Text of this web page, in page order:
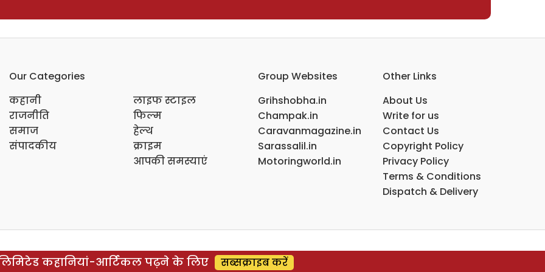
Our Categories
कहानी
राजनीति
समाज
संपादकीय
लाइफ स्टाइल
फिल्म
हेल्थ
क्राइम
आपकी समस्याएं
Group Websites
Grihshobha.in
Champak.in
Caravanmagazine.in
Sarassalil.in
Motoringworld.in
Other Links
About Us
Write for us
Contact Us
Copyright Policy
Privacy Policy
Terms & Conditions
Dispatch & Delivery
कहानियां-आर्टिकल पढ़ने के लिए सब्सक्राइब करें